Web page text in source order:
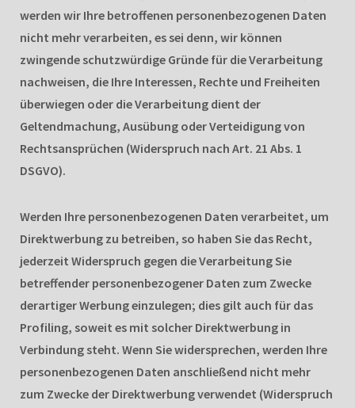
werden wir Ihre betroffenen personenbezogenen Daten
nicht mehr verarbeiten, es sei denn, wir können
zwingende schutzwürdige Gründe für die Verarbeitung
nachweisen, die Ihre Interessen, Rechte und Freiheiten
überwiegen oder die Verarbeitung dient der
Geltendmachung, Ausübung oder Verteidigung von
Rechtsansprüchen (Widerspruch nach Art. 21 Abs. 1
DSGVO).
Werden Ihre personenbezogenen Daten verarbeitet, um
Direktwerbung zu betreiben, so haben Sie das Recht,
jederzeit Widerspruch gegen die Verarbeitung Sie
betreffender personenbezogener Daten zum Zwecke
derartiger Werbung einzulegen; dies gilt auch für das
Profiling, soweit es mit solcher Direktwerbung in
Verbindung steht. Wenn Sie widersprechen, werden Ihre
personenbezogenen Daten anschließend nicht mehr
zum Zwecke der Direktwerbung verwendet (Widerspruch